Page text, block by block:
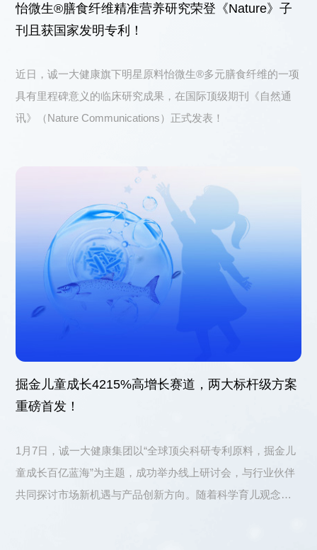
怡微生®膳食纤维精准营养研究荣登《Nature》子
刊且获国家发明专利！
近日，诚一大健康旗下明星原料怡微生®多元膳食纤维的一项
具有里程碑意义的临床研究成果，在国际顶级期刊《自然通
讯》（Nature Communications）正式发表！
掘金儿童成长4215%高增长赛道，两大标杆级方案
重磅首发！
1月7日，诚一大健康集团以“全球顶尖科研专利原料，掘金儿
童成长百亿蓝海”为主题，成功举办线上研讨会，与行业伙伴
共同探讨市场新机遇与产品创新方向。随着科学育儿观念日